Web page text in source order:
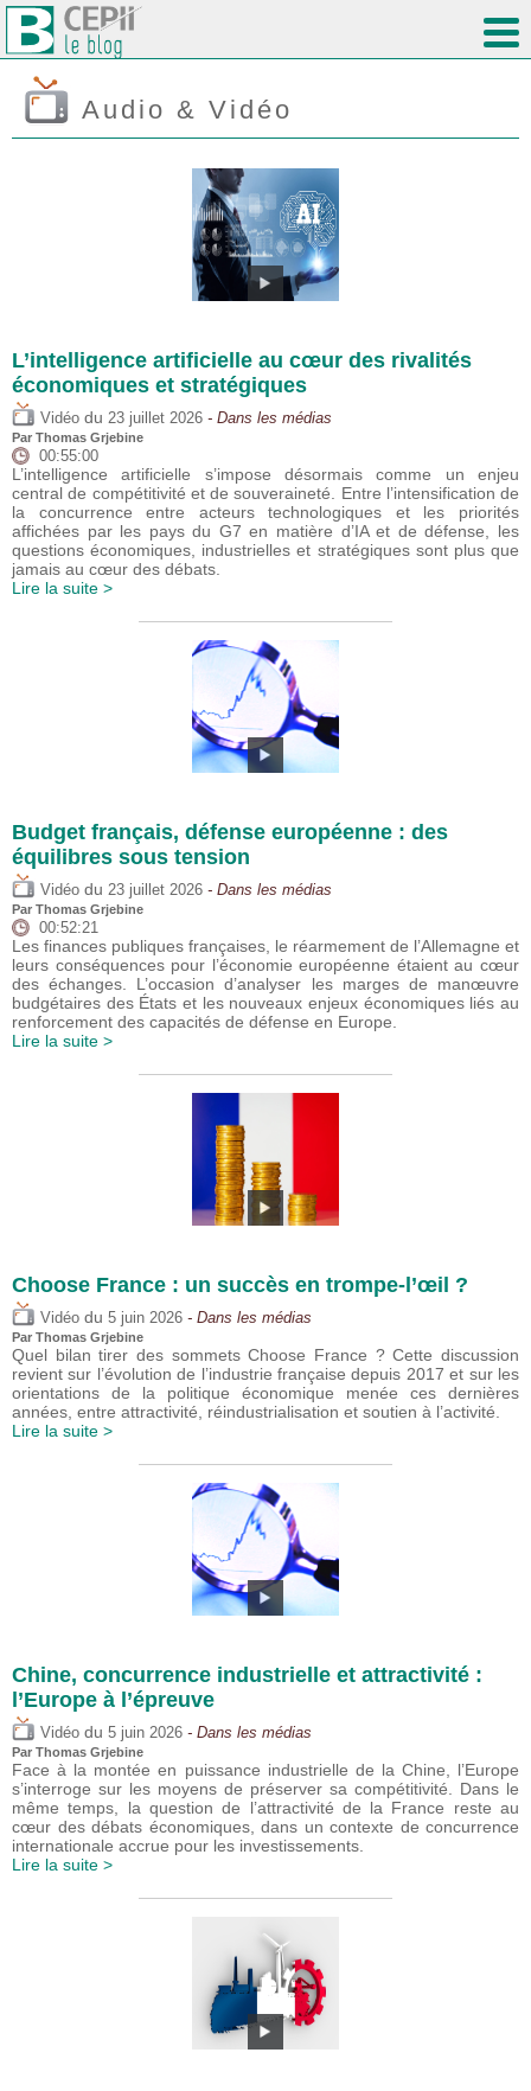
Audio & Vidéo
L’intelligence artificielle au cœur des rivalités
économiques et stratégiques
Vidéo du 23 juillet 2026 - Dans les médias
Par Thomas Grjebine
00:55:00
L’intelligence artificielle s’impose désormais comme un enjeu
central de compétitivité et de souveraineté. Entre l’intensification de
la concurrence entre acteurs technologiques et les priorités
affichées par les pays du G7 en matière d’IA et de défense, les
questions économiques, industrielles et stratégiques sont plus que
jamais au cœur des débats.
Lire la suite >
Budget français, défense européenne : des
équilibres sous tension
Vidéo du 23 juillet 2026 - Dans les médias
Par Thomas Grjebine
00:52:21
Les finances publiques françaises, le réarmement de l’Allemagne et
leurs conséquences pour l’économie européenne étaient au cœur
des échanges. L’occasion d’analyser les marges de manœuvre
budgétaires des États et les nouveaux enjeux économiques liés au
renforcement des capacités de défense en Europe.
Lire la suite >
Choose France : un succès en trompe-l’œil ?
Vidéo du 5 juin 2026 - Dans les médias
Par Thomas Grjebine
Quel bilan tirer des sommets Choose France ? Cette discussion
revient sur l’évolution de l’industrie française depuis 2017 et sur les
orientations de la politique économique menée ces dernières
années, entre attractivité, réindustrialisation et soutien à l’activité.
Lire la suite >
Chine, concurrence industrielle et attractivité :
l’Europe à l’épreuve
Vidéo du 5 juin 2026 - Dans les médias
Par Thomas Grjebine
Face à la montée en puissance industrielle de la Chine, l’Europe
s’interroge sur les moyens de préserver sa compétitivité. Dans le
même temps, la question de l’attractivité de la France reste au
cœur des débats économiques, dans un contexte de concurrence
internationale accrue pour les investissements.
Lire la suite >